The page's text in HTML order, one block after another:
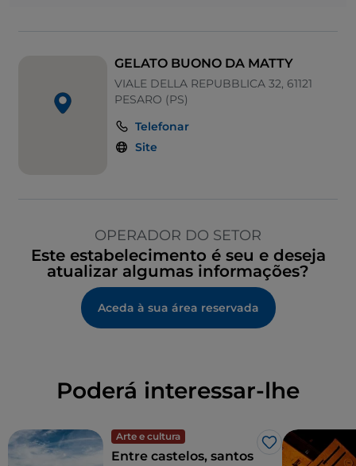
GELATO BUONO DA MATTY
VIALE DELLA REPUBBLICA 32, 61121
PESARO (PS)
Telefonar
Site
OPERADOR DO SETOR
Este estabelecimento é seu e deseja
atualizar algumas informações?
Aceda à sua área reservada
Poderá interessar-lhe
Arte e cultura
Gosto
Entre castelos, santos